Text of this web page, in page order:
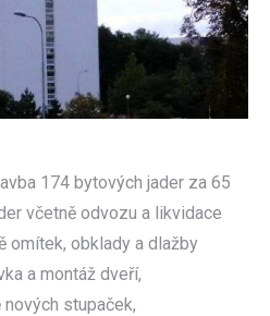
174 bytových jader za 65
včetně odvozu a likvidace
omítek, obklady a dlažby
a montáž dveří,
stupaček,